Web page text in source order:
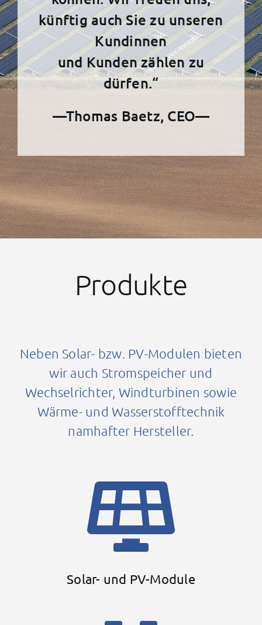
künftig auch Sie zu unseren
Kundinnen
und Kunden zählen zu
dürfen.“
—Thomas Baetz, CEO—
Produkte
Neben Solar- bzw. PV-Modulen bieten
wir auch Stromspeicher und
Wechselrichter, Windturbinen sowie
Wärme- und Wasserstofftechnik
namhafter Hersteller.
Solar- und PV-Module